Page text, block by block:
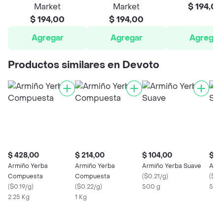
Market
$ 194,00
Agregar
Market
$ 194,00
Agregar
$
Agregar
Productos similares en Devoto
$ 428,00
Armiño Yerba
Compuesta
($0.19/g)
2.25 Kg
$ 214,00
Armiño Yerba
Compuesta
($0.22/g)
1 Kg
$ 104,00
Armiño Yerba Suave
($0.21/g)
500 g
$
(